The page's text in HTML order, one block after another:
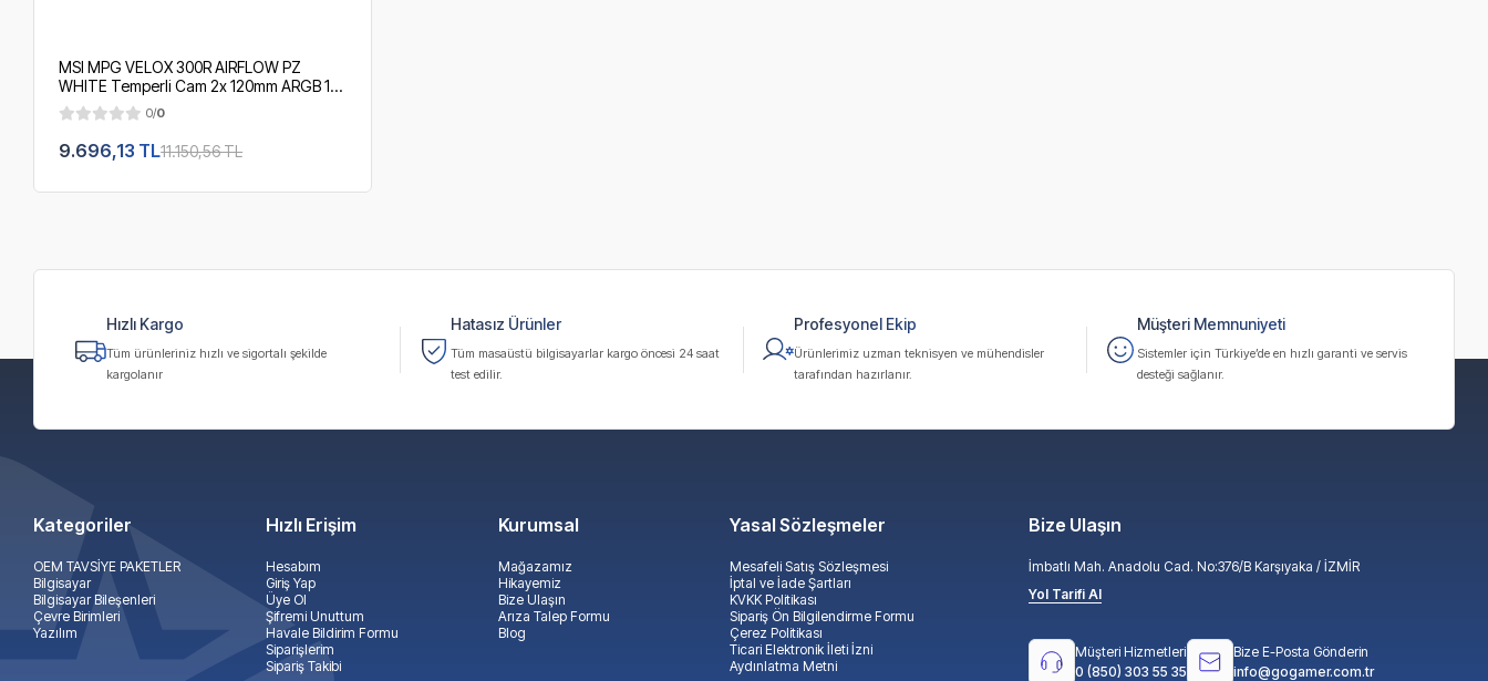
MSI MPG VELOX 300R AIRFLOW PZ
WHITE Temperli Cam 2x 120mm ARGB 1x
120 mm Fan E-ATX Beyaz Gaming
Bilgisayar Kasası - PSU YOK
0/0
9.696,13 TL11.150,56 TL
Hızlı Kargo
Tüm ürünleriniz hızlı ve sigortalı şekilde
kargolanır
Hatasız Ürünler
Tüm masaüstü bilgisayarlar kargo öncesi 24 saat
test edilir.
Profesyonel Ekip
Ürünlerimiz uzman teknisyen ve mühendisler
tarafından hazırlanır.
Müşteri Memnuniyeti
Sistemler için Türkiye’de en hızlı garanti ve servis
desteği sağlanır.
Kategoriler
OEM TAVSİYE PAKETLER
Bilgisayar
Bilgisayar Bileşenleri
Çevre Birimleri
Yazılım
Hızlı Erişim
Hesabım
Giriş Yap
Üye Ol
Şifremi Unuttum
Havale Bildirim Formu
Siparişlerim
Sipariş Takibi
Kurumsal
Mağazamız
Hikayemiz
Bize Ulaşın
Arıza Talep Formu
Blog
Yasal Sözleşmeler
Mesafeli Satış Sözleşmesi
İptal ve İade Şartları
KVKK Politikası
Sipariş Ön Bilgilendirme Formu
Çerez Politikası
Ticari Elektronik İleti İzni
Aydınlatma Metni
Bize Ulaşın
İmbatlı Mah. Anadolu Cad. No:376/B Karşıyaka / İZMİR
Yol Tarifi Al
Müşteri Hizmetleri
0 (850) 303 55 35
Bize E-Posta Gönderin
info@gogamer.com.tr